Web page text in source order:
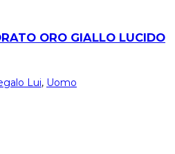
ORO GIALLO LUCIDO
Lui, Uomo